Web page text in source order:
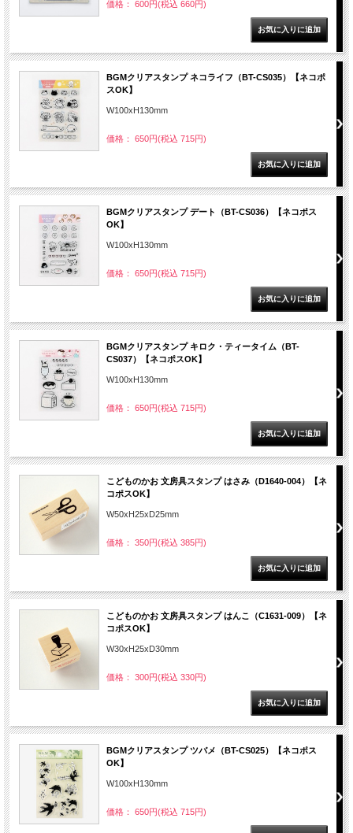
価格： 600円(税込 660円)
BGMクリアスタンプ ネコライフ（BT-CS035）【ネコポ
スOK】
W100xH130mm
価格： 650円(税込 715円)
BGMクリアスタンプ デート（BT-CS036）【ネコポス
OK】
W100xH130mm
価格： 650円(税込 715円)
BGMクリアスタンプ キロク・ティータイム（BT-
CS037）【ネコポスOK】
W100xH130mm
価格： 650円(税込 715円)
こどものかお 文房具スタンプ はさみ（D1640-004）【ネ
コポスOK】
W50xH25xD25mm
価格： 350円(税込 385円)
こどものかお 文房具スタンプ はんこ（C1631-009）【ネ
コポスOK】
W30xH25xD30mm
価格： 300円(税込 330円)
BGMクリアスタンプ ツバメ（BT-CS025）【ネコポス
OK】
W100xH130mm
価格： 650円(税込 715円)